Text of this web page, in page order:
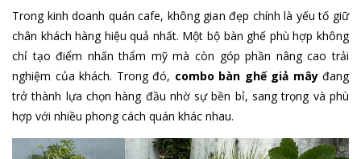
Trong kinh doanh quán cafe, không gian đẹp chính là yếu tố giữ
chân khách hàng hiệu quả nhất. Một bộ bàn ghế phù hợp không
chỉ tạo điểm nhấn thẩm mỹ mà còn góp phần nâng cao trải
nghiệm của khách. Trong đó, combo bàn ghế giả mâyđang
trở thành lựa chọn hàng đầu nhờ sự bền bỉ, sang trọng và phù
hợp với nhiều phong cách quán khác nhau.